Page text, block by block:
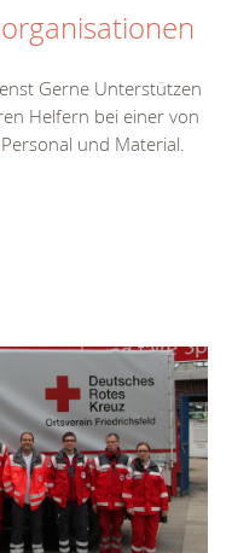
Gerne Unterstützen
Helfern bei einer von
und Material.